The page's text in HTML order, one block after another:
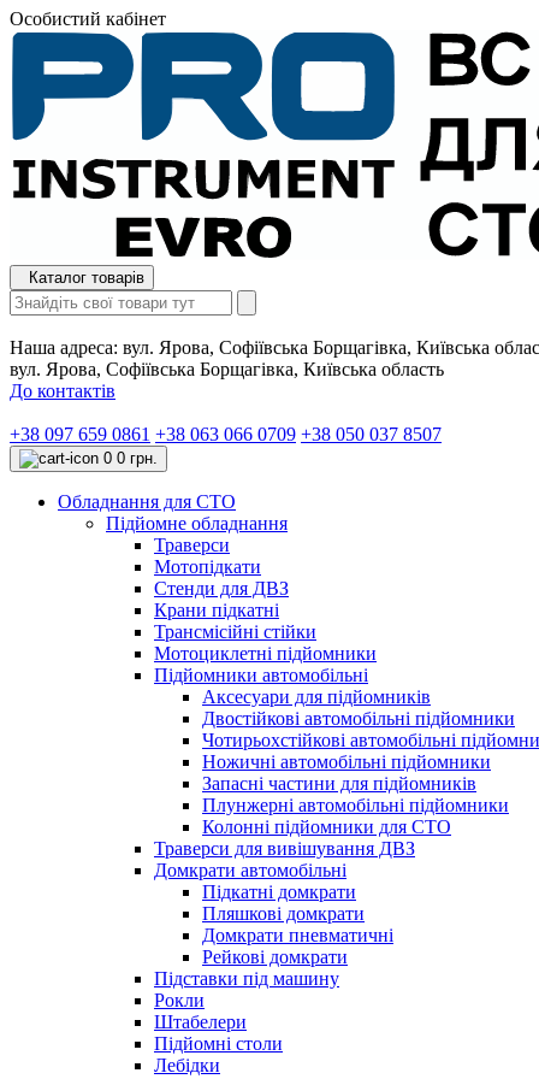
Особистий кабінет
Каталог товарів
Наша адреса: вул. Ярова, Софіївська Борщагівка, Київська
вул. Ярова, Софіївська Борщагівка, Київська область
До контактів
+38 097 659 0861 +38 063 066 0709 +38 050 037 8507
0 0 грн.
Обладнання для СТО
Підйомне обладнання
Траверси
Мотопідкати
Стенди для ДВЗ
Крани підкатні
Трансмісійні стійки
Мотоциклетні підйомники
Підйомники автомобільні
Аксесуари для підйомників
Двостійкові автомобільні підйомники
Чотирьохстійкові автомобільні
Ножичні автомобільні підйомники
Запасні частини для підйомників
Плунжерні автомобільні підйомники
Колонні підйомники для СТО
Траверси для вивішування ДВЗ
Домкрати автомобільні
Підкатні домкрати
Пляшкові домкрати
Домкрати пневматичні
Рейкові домкрати
Підставки під машину
Рокли
Штабелери
Підйомні столи
Лебідки